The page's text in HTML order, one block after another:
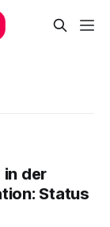
in der
Status